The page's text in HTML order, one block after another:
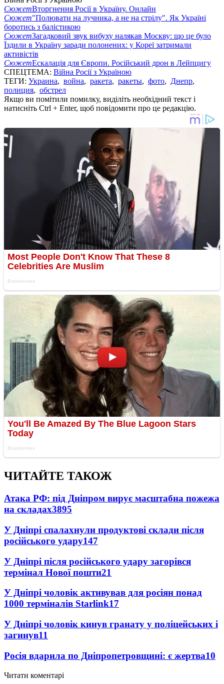
СюжетВторгнення Росії в Україну. Онлайн
Сюжет"Полювати на лучника, а не на стрілу". Як Україні
боротись з балістикою
СюжетЗагадковий звук вибуху налякав Москву: що це було
Їздили в Україну заради полонених: у Кореї затримали
активістів
СюжетЕскалація для Європи. Російський дрон в Лейпцигу
СПЕЦТЕМА: Війна Росії з Україною
ТЕГИ: Украина, война, ракета, ракеты, фото, Днепр,
полиция, обстрел
Якщо ви помітили помилку, виділіть необхідний текст і
натисніть Ctrl + Enter, щоб повідомити про це редакцію.
ЧИТАЙТЕ ТАКОЖ
Атака РФ: під Дніпром вирує масштабна пожежа
на складах3895
У Дніпрі спалахнули продуктові склади після
російського удару147
У Дніпрі після російського удару загорівся
термінал Нової пошти21
У Дніпрі чоловік активував для росіян понад
1000 терміналів Starlink17
У Дніпрі чоловік кинув гранату у поліцейських і
загинув11
Росія вдарила по Дніпропетровщині: є жертва10
Читати коментарі